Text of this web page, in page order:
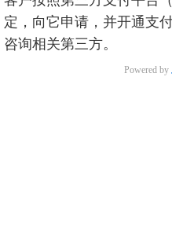
定，向它申请，并开通支
咨询相关第三方。
Powered by